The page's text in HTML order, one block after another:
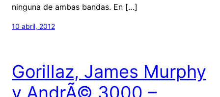
ninguna de ambas bandas. En […]
10 abril, 2012
Gorillaz, James Murphy
y AndrÃ© 3000 –